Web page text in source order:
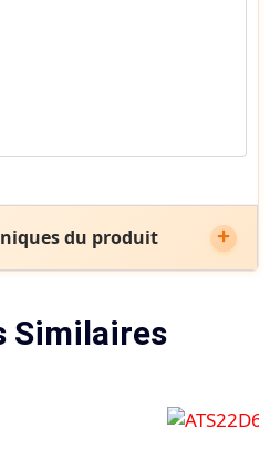
du produit
Similaires